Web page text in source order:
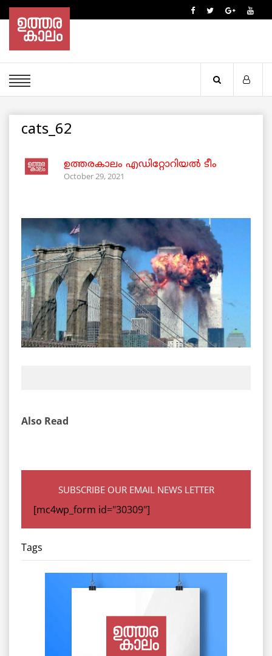
cats_62
ഉത്തരകാലം എഡിറ്റോറിയല്‍ ടീം
October 29, 2021
Also Read
SUBSCRIBE OUR EMAIL NEWS LETTER
[mc4wp_form id="30309"]
Tags